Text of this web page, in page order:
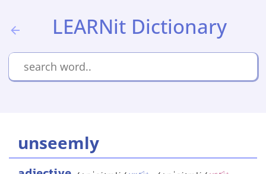
LEARNit Dictionary
unseemly